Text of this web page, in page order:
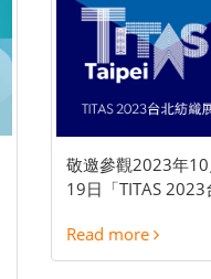
敬邀參觀2023年
19日「TITAS 2023
Read more